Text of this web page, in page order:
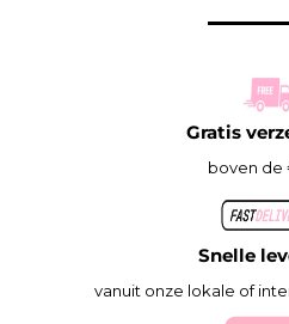
Gratis
boven de
Snelle
vanuit onze lokale of